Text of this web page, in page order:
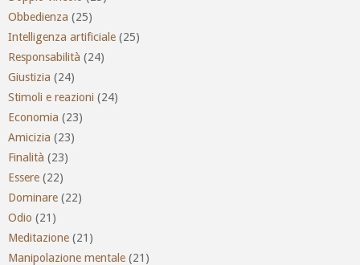
Obbedienza (25)
Intelligenza artificiale (25)
Responsabilità (24)
Giustizia (24)
Stimoli e reazioni (24)
Economia (23)
Amicizia (23)
Finalità (23)
Essere (22)
Dominare (22)
Odio (21)
Meditazione (21)
Manipolazione mentale (21)